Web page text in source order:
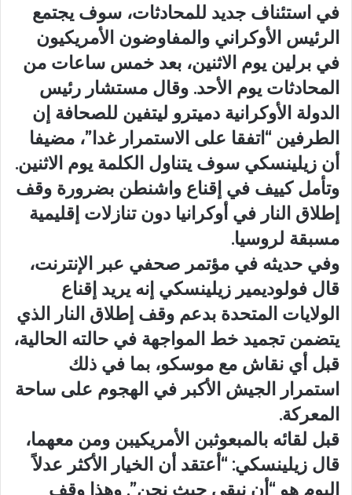
في استئناف جديد للمحادثات، سوف يجتمع
الرئيس الأوكراني والمفاوضون الأمريكيون
في برلين يوم الاثنين، بعد خمس ساعات من
المحادثات يوم الأحد. وقال مستشار رئيس
الدولة الأوكرانية دميترو ليتفين للصحافة إن
الطرفين “اتفقا على الاستمرار غدا”، مضيفا
أن زيلينسكي سوف يتناول الكلمة يوم الاثنين.
وتأمل كييف في إقناع واشنطن بضرورة وقف
إطلاق النار في أوكرانيا دون تنازلات إقليمية
مسبقة لروسيا.
وفي حديثه في مؤتمر صحفي عبر الإنترنت،
قال فولوديمير زيلينسكي إنه يريد إقناع
الولايات المتحدة بدعم وقف إطلاق النار الذي
يتضمن تجميد خط المواجهة في حالته الحالية،
قبل أي نقاش مع موسكو، بما في ذلك
استمرار الجيش الأكبر في الهجوم على ساحة
المعركة.
قبل لقائه بالمبعوثبن الأمريكيبن ومن معهما،
قال زيلينسكي: “أعتقد أن الخيار الأكثر عدلاً
اليوم هو “أن نبقى حيث نحن”. وهذا وقف